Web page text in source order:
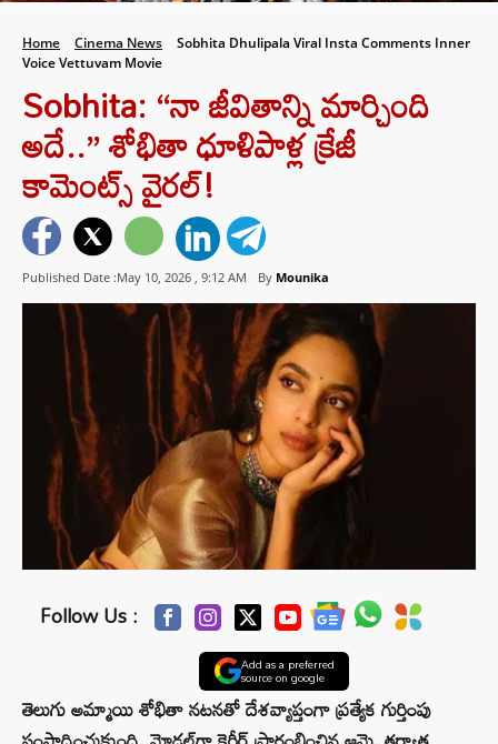
Home Cinema News
Sobhita Dhulipala Viral Insta Comments Inner
Voice Vettuvam Movie
Sobhita: “నా జీవితాన్ని మార్చింది
అదే..” శోభితా ధూళిపాళ్ల క్రేజీ
కామెంట్స్ వైరల్!
Published Date :May 10, 2026 , 9:12 AM By Mounika
Follow Us :
Add as a preferred
source on google
తెలుగు అమ్మాయి శోభితా నటనతో దేశవ్యాప్తంగా ప్రత్యేక గుర్తింపు